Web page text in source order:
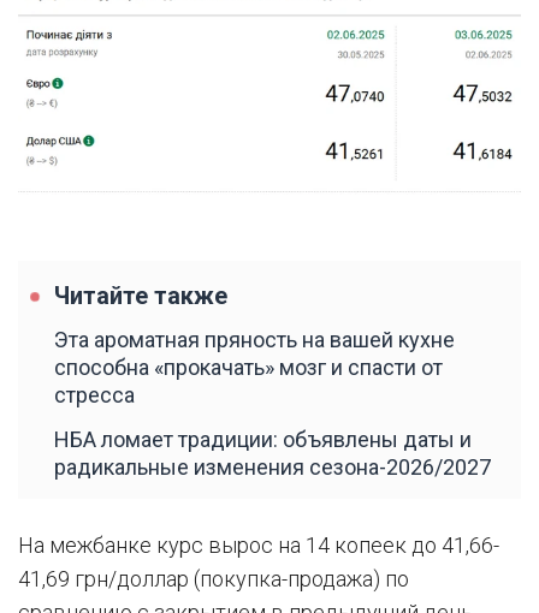
Читайте также
Эта ароматная пряность на вашей кухне
способна «прокачать» мозг и спасти от
стресса
НБА ломает традиции: объявлены даты и
радикальные изменения сезона-2026/2027
На межбанке курс вырос на 14 копеек до 41,66-
41,69 грн/доллар (покупка-продажа) по